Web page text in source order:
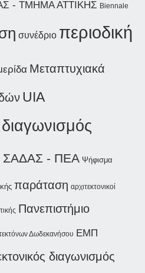
- ΤΜΗΜΑ ΑΤΤΙΚΗΣ Biennale
συνέδριο περιοδική
Μεταπτυχιακά
UIA
διαγωνισμός
ΣΑΔΑΣ - ΠΕΑ Ψήφισμα
παράταση αρχιτεκτονικοί
Πανεπιστήμιο
Δωδεκανήσου ΕΜΠ
διαγωνισμός